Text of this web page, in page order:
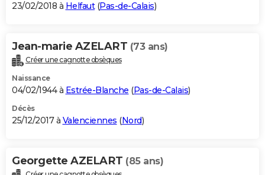
23/02/2018 à Helfaut(Pas-de-Calais)
Jean-marie AZELART (73 ans)
Créer une cagnotte obsèques
Naissance
04/02/1944 à Estrée-Blanche (Pas-de-Calais)
Décès
25/12/2017 à Valenciennes (Nord)
Georgette AZELART (85 ans)